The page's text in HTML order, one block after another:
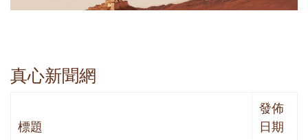
真心新聞網
標題
發佈
日期